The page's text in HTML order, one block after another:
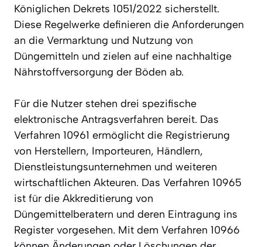
Königlichen Dekrets 1051/2022 sicherstellt.
Diese Regelwerke definieren die Anforderungen
an die Vermarktung und Nutzung von
Düngemitteln und zielen auf eine nachhaltige
Nährstoffversorgung der Böden ab.
Für die Nutzer stehen drei spezifische
elektronische Antragsverfahren bereit. Das
Verfahren 10961 ermöglicht die Registrierung
von Herstellern, Importeuren, Händlern,
Dienstleistungsunternehmen und weiteren
wirtschaftlichen Akteuren. Das Verfahren 10965
ist für die Akkreditierung von
Düngemittelberatern und deren Eintragung ins
Register vorgesehen. Mit dem Verfahren 10966